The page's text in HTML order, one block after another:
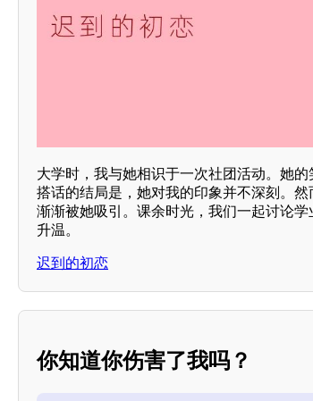
大学时，我与她相识于一次社团活动。她
搭话的结局是，她对我的印象并不深刻。
渐渐被她吸引。课余时光，我们一起讨论
升温。
迟到的初恋
你知道你伤害了我吗？